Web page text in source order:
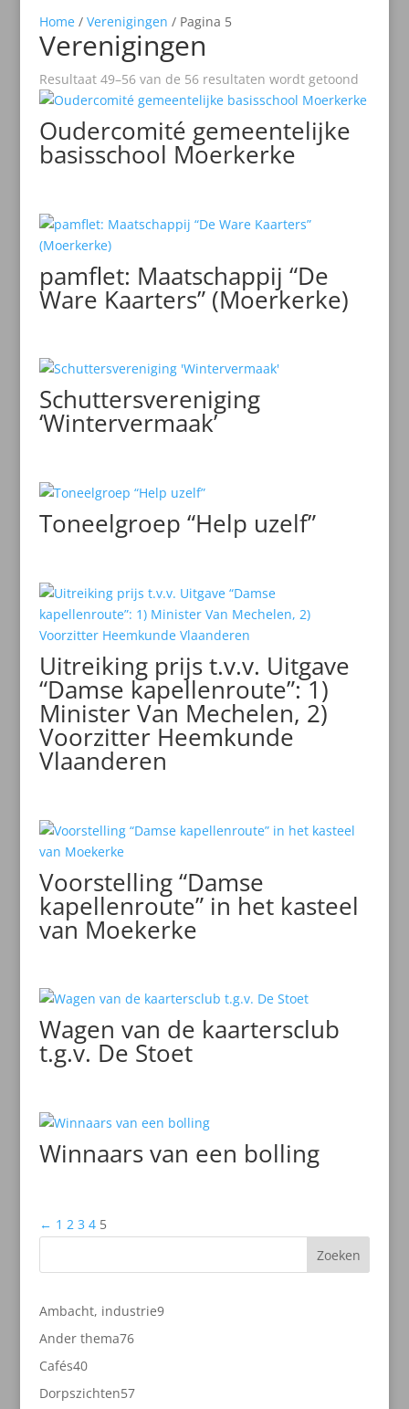
Home/ Verenigingen / Pagina 5
Verenigingen
Resultaat 49–56 van de 56 resultaten wordt getoond
Oudercomité gemeentelijke
basisschool Moerkerke
pamflet: Maatschappij “De
Ware Kaarters” (Moerkerke)
Schuttersvereniging
‘Wintervermaak’
Toneelgroep “Help uzelf”
Uitreiking prijs t.v.v. Uitgave
“Damse kapellenroute”: 1)
Minister Van Mechelen, 2)
Voorzitter Heemkunde
Vlaanderen
Voorstelling “Damse
kapellenroute” in het kasteel
van Moekerke
Wagen van de kaartersclub
t.g.v. De Stoet
Winnaars van een bolling
← 1 2 3 4 5
Zoeken
Ambacht, industrie99
Ander thema7676
Cafés4040
producten
Dorpszichten5757